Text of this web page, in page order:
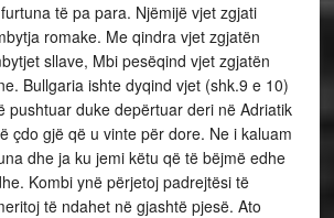
të pa para. Njëmijë vjet zgjati
romake. Me qindra vjet zgjatën
sllave, Mbi pesëqind vjet zgjatën
Bullgaria ishte dyqind vjet (shk.9 e 10)
pushtuar duke depërtuar deri në Adriatik
çdo gjë që u vinte për dore. Ne i kaluam
dhe ja ku jemi këtu që të bëjmë edhe
Kombi ynë përjetoj padrejtësi të
të ndahet në gjashtë pjesë. Ato